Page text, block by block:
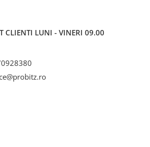
CLIENTI LUNI - VINERI 09.00